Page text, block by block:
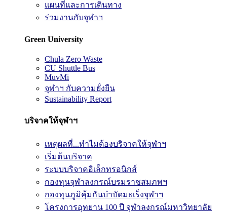
แผนที่และการเดินทาง
ร่วมงานกับจุฬาฯ
Green University
Chula Zero Waste
CU Shuttle Bus
MuvMi
จุฬาฯ กับความยั่งยืน
Sustainability Report
บริจาคให้จุฬาฯ
เหตุผลที่...ทำไมต้องบริจาคให้จุฬาฯ
เริ่มต้นบริจาค
ระบบบริจาคอิเล็กทรอนิกส์
กองทุนจุฬาลงกรณ์บรมราชสมภพฯ
กองทุนภูมิคุ้มกันบำบัดมะเร็งจุฬาฯ
โครงการอุทยาน 100 ปี จุฬาลงกรณ์มหาวิทยาลัย